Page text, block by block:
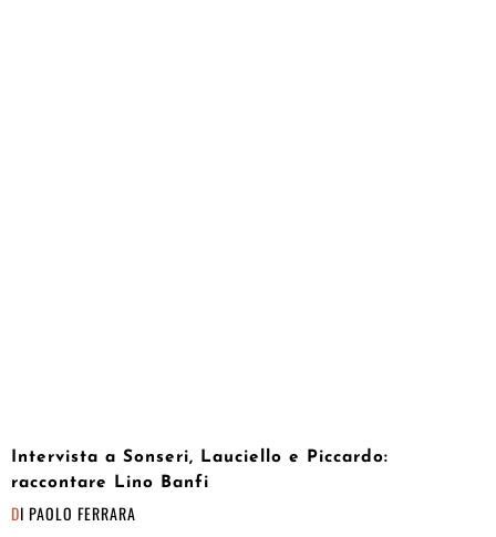
Intervista a Sonseri, Lauciello e Piccardo:
raccontare Lino Banfi
DI PAOLO FERRARA